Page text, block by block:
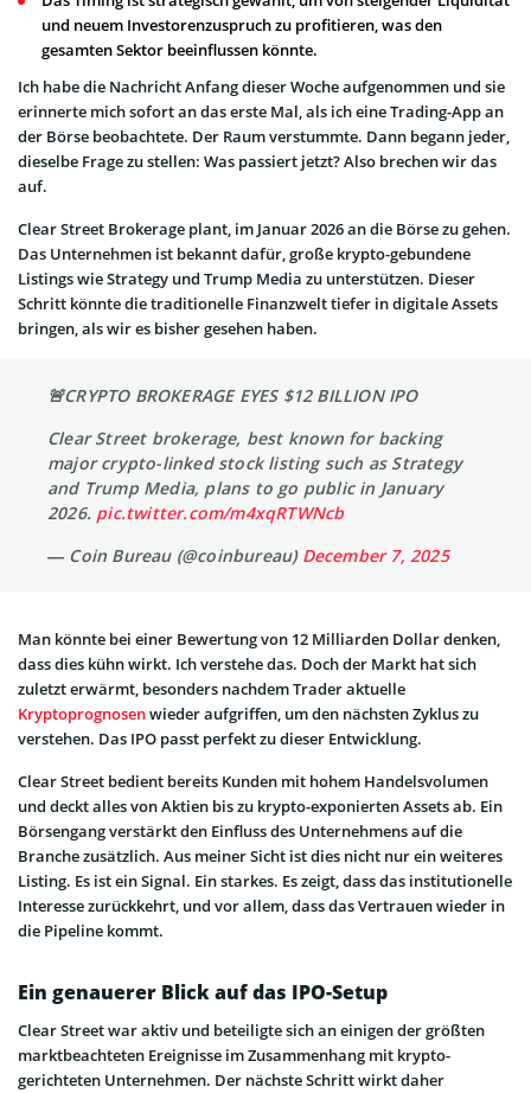
und neuem Investorenzuspruch zu profitieren, was den
gesamten Sektor beeinflussen könnte.
Ich habe die Nachricht Anfang dieser Woche aufgenommen und sie
erinnerte mich sofort an das erste Mal, als ich eine Trading-App an
der Börse beobachtete. Der Raum verstummte. Dann begann jeder,
dieselbe Frage zu stellen: Was passiert jetzt? Also brechen wir das
auf.
Clear Street Brokerage plant, im Januar 2026 an die Börse zu gehen.
Das Unternehmen ist bekannt dafür, große krypto-gebundene
Listings wie Strategy und Trump Media zu unterstützen. Dieser
Schritt könnte die traditionelle Finanzwelt tiefer in digitale Assets
bringen, als wir es bisher gesehen haben.
🚨CRYPTO BROKERAGE EYES $12 BILLION IPO
Clear Street brokerage, best known for backing
major crypto-linked stock listing such as Strategy
and Trump Media, plans to go public in January
2026. pic.twitter.com/m4xqRTWNcb
— Coin Bureau (@coinbureau) December 7, 2025
Man könnte bei einer Bewertung von 12 Milliarden Dollar denken,
dass dies kühn wirkt. Ich verstehe das. Doch der Markt hat sich
zuletzt erwärmt, besonders nachdem Trader aktuelle
Kryptoprognosenwieder aufgriffen, um den nächsten Zyklus zu
verstehen. Das IPO passt perfekt zu dieser Entwicklung.
Clear Street bedient bereits Kunden mit hohem Handelsvolumen
und deckt alles von Aktien bis zu krypto-exponierten Assets ab. Ein
Börsengang verstärkt den Einfluss des Unternehmens auf die
Branche zusätzlich. Aus meiner Sicht ist dies nicht nur ein weiteres
Listing. Es ist ein Signal. Ein starkes. Es zeigt, dass das institutionelle
Interesse zurückkehrt, und vor allem, dass das Vertrauen wieder in
die Pipeline kommt.
Ein genauerer Blick auf das IPO-Setup
Clear Street war aktiv und beteiligte sich an einigen der größten
marktbeachteten Ereignisse im Zusammenhang mit krypto-
gerichteten Unternehmen. Der nächste Schritt wirkt daher